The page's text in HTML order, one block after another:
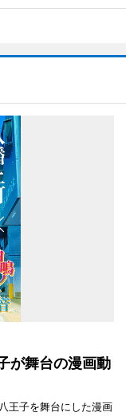
が舞台の漫画動
王子を舞台にした漫画